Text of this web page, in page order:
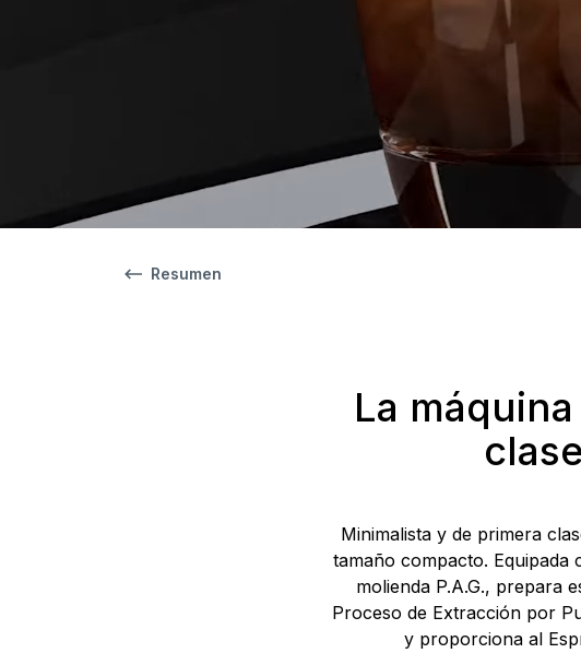
Resumen
La
Minimalista y de primera
tamaño compacto. Equipada
molienda P.A.G., prepara
Proceso de Extracción por
y proporciona al